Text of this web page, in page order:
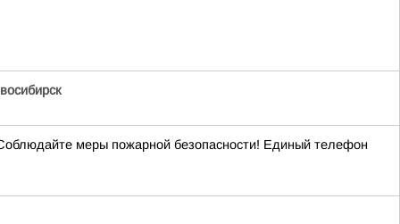
меры пожарной безопасности! Единый телефон